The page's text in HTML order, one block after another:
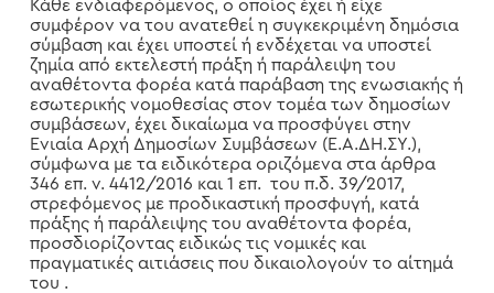
Κάθε ενδιαφερόμενος, ο οποίος έχει ή είχε
συμφέρον να του ανατεθεί η συγκεκριμένη δημόσια
σύμβαση και έχει υποστεί ή ενδέχεται να υποστεί
ζημία από εκτελεστή πράξη ή παράλειψη του
αναθέτοντα φορέα κατά παράβαση της ενωσιακής ή
εσωτερικής νομοθεσίας στον τομέα των δημοσίων
συμβάσεων, έχει δικαίωμα να προσφύγει στην
Ενιαία Αρχή Δημοσίων Συμβάσεων (Ε.Α.ΔΗ.ΣΥ.),
σύμφωνα με τα ειδικότερα οριζόμενα στα άρθρα
346 επ. ν. 4412/2016 και 1 επ. του π.δ. 39/2017,
στρεφόμενος με προδικαστική προσφυγή, κατά
πράξης ή παράλειψης του αναθέτοντα φορέα,
προσδιορίζοντας ειδικώς τις νομικές και
πραγματικές αιτιάσεις που δικαιολογούν το αίτημά
του .